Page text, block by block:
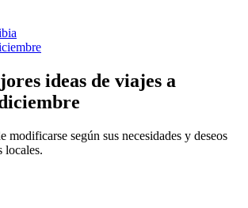
ideas de viajes a
modificarse según sus necesidades y deseos
locales.